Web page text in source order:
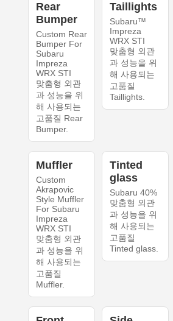
Rear
Bumper
Custom Rear
Bumper For
Subaru
Impreza
WRX STI
맞춤형 외관
과 성능을 위
해 사용되는
고품질 Rear
Bumper.
Taillights
Subaru™
Impreza
WRX STI
맞춤형 외관
과 성능을 위
해 사용되는
고품질
Taillights.
Muffler
Custom
Akrapovic
Style Muffler
For Subaru
Impreza
WRX STI
맞춤형 외관
과 성능을 위
해 사용되는
고품질
Muffler.
Tinted
glass
Subaru 40%
맞춤형 외관
과 성능을 위
해 사용되는
고품질
Tinted glass.